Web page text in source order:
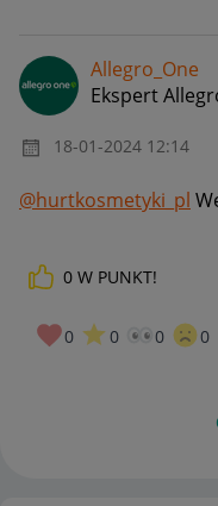
Allegro_One
Ekspert
‎18-01-2024 12:14
@hurtkosmetyki_pl
0 W PUNKT!
0 0 0 0